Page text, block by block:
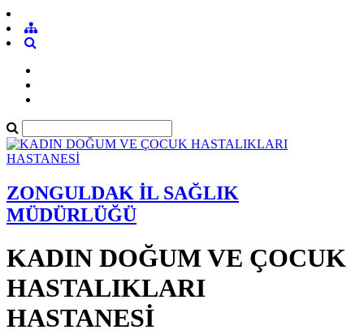
ZONGULDAK İL SAĞLIK
MÜDÜRLÜĞÜ
KADIN DOĞUM VE ÇOCUK
HASTALIKLARI
HASTANESİ